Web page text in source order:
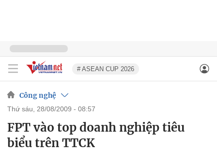
# ASEAN CUP 2026
Công nghệ
thứ sáu, 28/08/2009 - 08:57
FPT vào top doanh nghiệp tiêu
biểu trên TTCK